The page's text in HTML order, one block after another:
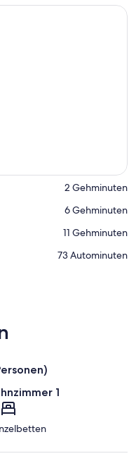
‪2 Gehminuten‬
‪6 Gehminuten‬
‪11 Gehminuten‬
‪73 Autominuten‬
1